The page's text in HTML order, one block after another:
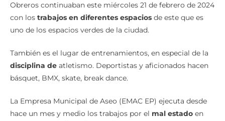
Obreros continuaban este miércoles 21 de febrero de 2024
con los trabajos en diferentes espacios de este que es
uno de los espacios verdes de la ciudad.
También es el lugar de entrenamientos, en especial de la
disciplina de atletismo. Deportistas y aficionados hacen
básquet, BMX, skate, break dance.
La Empresa Municipal de Aseo (EMAC EP) ejecuta desde
hace un mes y medio los trabajos por el mal estado en